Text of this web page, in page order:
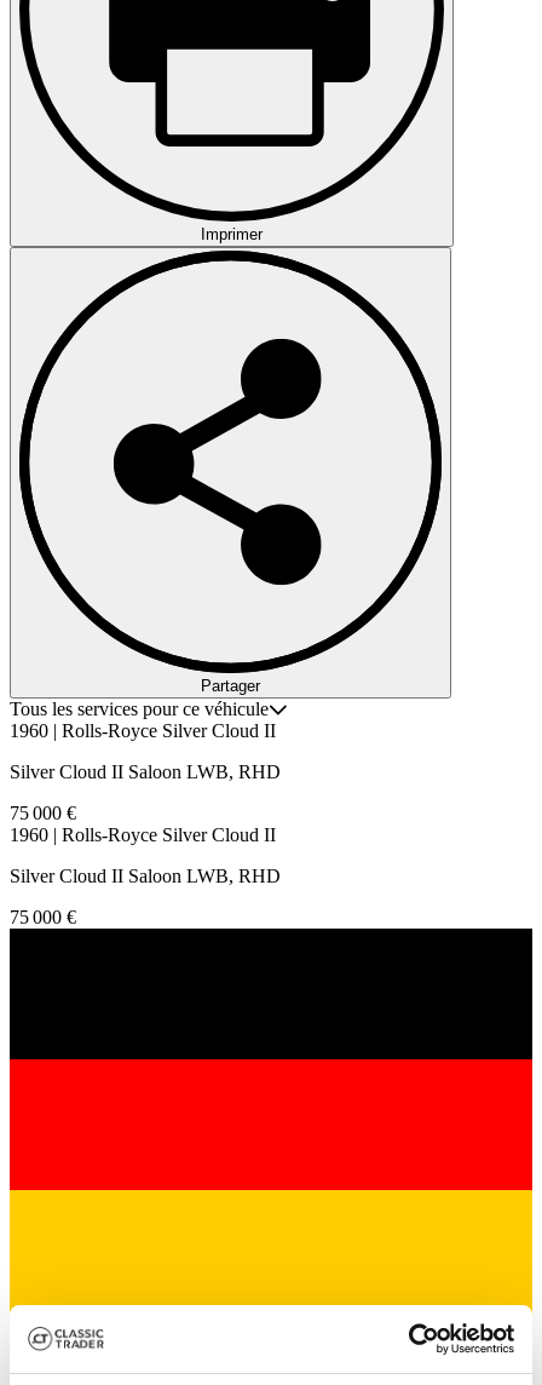
Imprimer
Partager
Tous les services pour ce véhicule
1960 | Rolls-Royce Silver Cloud II
Silver Cloud II Saloon LWB, RHD
75 000 €
1960 | Rolls-Royce Silver Cloud II
Silver Cloud II Saloon LWB, RHD
75 000 €
Commerçant